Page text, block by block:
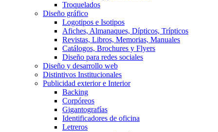
Troquelados
Diseño gráfico
Logotipos e Isotipos
Afiches, Almanaques, Dípticos, Trípticos
Revistas, Libros, Memorias, Manuales
Catálogos, Brochures y Flyers
Diseño para redes sociales
Diseño y desarrollo web
Distintivos Institucionales
Publicidad exterior e Interior
Backing
Corpóreos
Gigantografías
Identificadores de oficina
Letreros